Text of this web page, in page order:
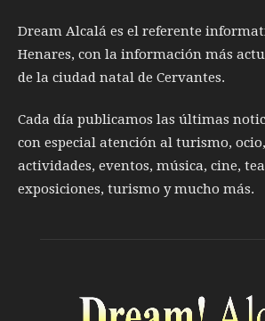
Dream Alcalá es el referente
Henares, con la información más
de la ciudad natal de Cervantes.
Cada día publicamos las últimas
con especial atención al turismo,
actividades, eventos, música, cine,
exposiciones, turismo y mucho más.